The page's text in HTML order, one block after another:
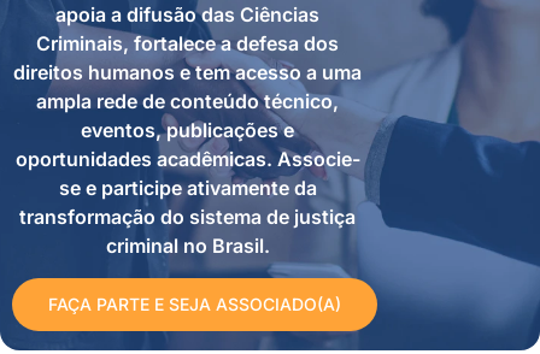
apoia a difusão das Ciências
Criminais, fortalece a defesa dos
direitos humanos e tem acesso a uma
ampla rede de conteúdo técnico,
eventos, publicações e
oportunidades acadêmicas. Associe-
se e participe ativamente da
transformação do sistema de justiça
criminal no Brasil.
FAÇA PARTE E SEJA ASSOCIADO(A)